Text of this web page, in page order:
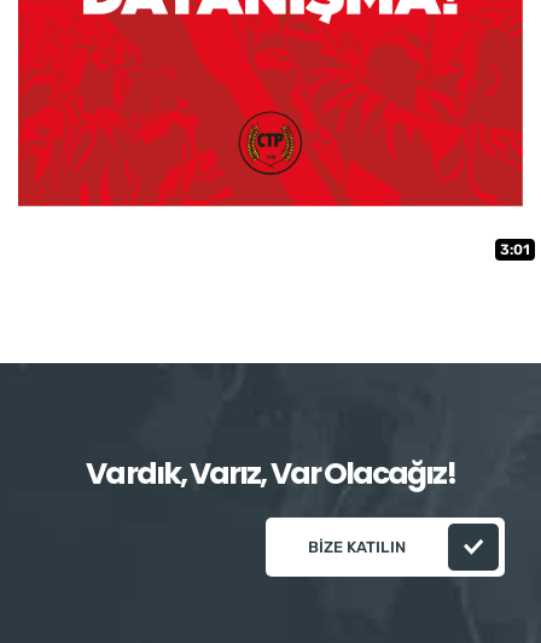
3:01
Vardık, Varız, Var Olacağız!
BIZE KATILIN